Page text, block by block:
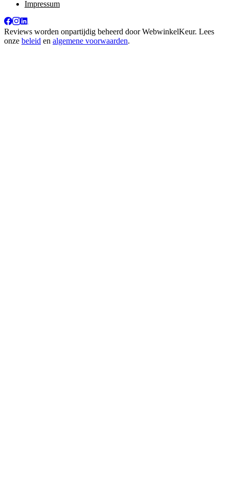
Impressum
Reviews worden onpartijdig beheerd doorWebwinkelKeur. Lees
onze beleid en algemene voorwaarden.